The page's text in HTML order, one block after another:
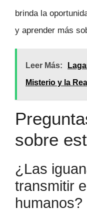
brinda la
y aprender más
Leer Más:
Misterio y la
sobre
¿Las
transmitir
humanos?